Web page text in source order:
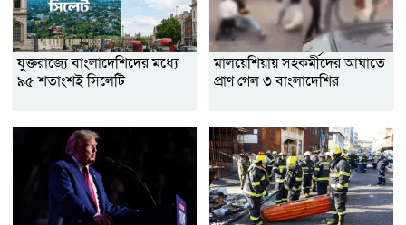
যুক্তরাজ্যে বাংলাদেশিদের মধ্যে
৯৫ শতাংশই সিলেটি
মালয়েশিয়ায় সহকর্মীদের আঘাতে
প্রাণ গেল ৩ বাংলাদেশির